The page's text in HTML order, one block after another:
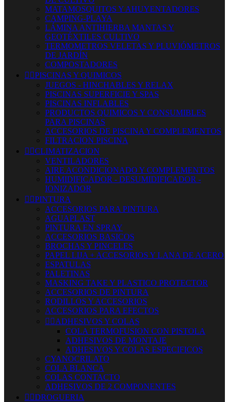
MATAMOSQUITOS Y AHUYENTADORES
CAMPING-PLAYA
LÁMINA ANTIHIERBA MANTAS Y
GEOTÉXTILES CULTIVO
TERMOMETROS VELETAS Y PLUVIÓMETROS
DE JARDÍN
COMPOSTADORES
 PISCINAS Y QUIMICOS
JUEGOS - HINCHABLES Y RELAX
PISCINAS SUPERFICIE Y SPAS
PISCINAS INFLABLES
PRODUCTOS QUIMICOS Y CONSUMIBLES
PARA PISCINAS
ACCESORIOS DE PISCINA Y COMPLEMENTOS
FILTRACION PISCINA
 CLIMATIZACION
VENTILADORES
AIRE ACONDICIONADO Y COMPLEMENTOS
HUMIDIFICADOR - DESUMIDIFICADOR -
IONIZADOR
 PINTURA
ACCESORIOS PARA PINTURA
AGUAPLAST
PINTURA EN SPRAY
ACCESORIOS BASICOS
BROCHAS Y PINCELES
PAPEL LIJA + ACCESORIOS Y LANA DE ACERO
ESPATULAS
PALETINAS
MASKING TAKE Y PLASTICO PROTECTOR
ACCESORIOS DE PINTURA
RODILLOS Y ACCESORIOS
ACCESORIOS PARA EFECTOS
 ADHESIVOS Y COLAS
COLA TERMOFUSION CON PISTOLA
ADHESIVOS DE MONTAJE
ADHESIVOS Y COLAS ESPECIFICOS
CYANOCRILATO
COLA BLANCA
COLAS CONTACTO
ADHESIVOS DE 2 COMPONENTES
 DROGUERIA